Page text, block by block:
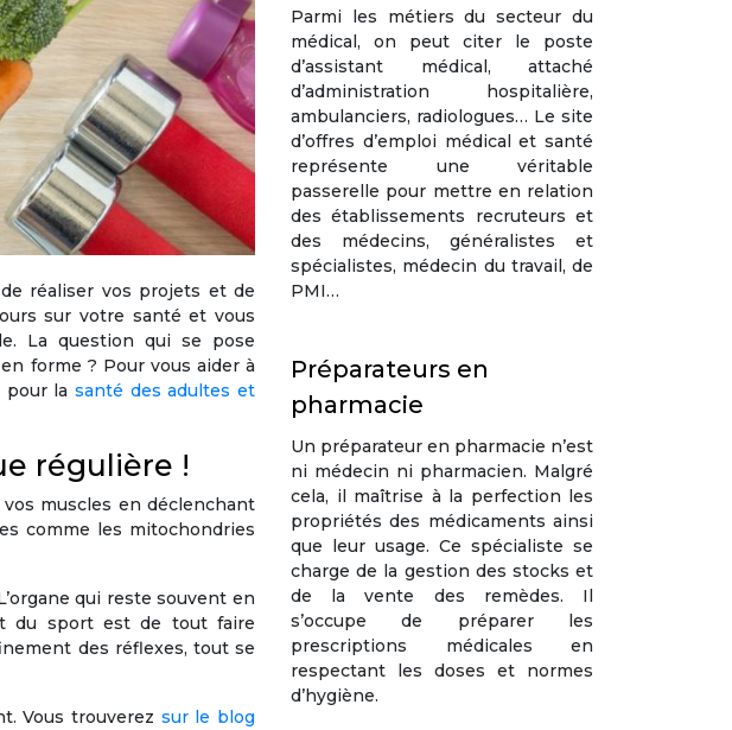
réaliser vos projets et de
sur votre santé et vous
La question qui se pose
forme ? Pour vous aider à
pour lasanté des adultes et
régulière !
muscles en déclenchant
comme les mitochondries
qui reste souvent en
du sport est de tout faire
des réflexes, tout se
Vous trouverez sur le blog
Parmi les métiers du secteur du
médical, on peut citer le poste
d’assistant médical, attaché
d’administration hospitalière,
ambulanciers, radiologues… Le site
d’offres d’emploi médical et santé
représente une véritable
passerelle pour mettre en relation
des établissements recruteurs et
des médecins, généralistes et
spécialistes, médecin du travail, de
PMI…
Préparateurs en
pharmacie
Un préparateur en pharmacie n’est
ni médecin ni pharmacien. Malgré
cela, il maîtrise à la perfection les
propriétés des médicaments ainsi
que leur usage. Ce spécialiste se
charge de la gestion des stocks et
de la vente des remèdes. Il
s’occupe de préparer les
prescriptions médicales en
respectant les doses et normes
d’hygiène.